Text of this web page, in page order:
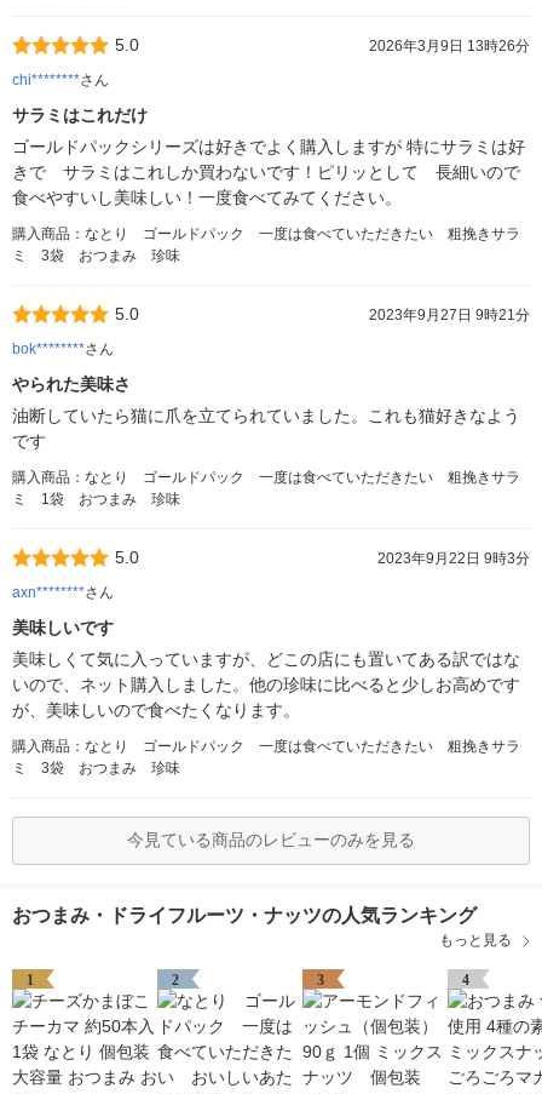
5.0
2026年3月9日 13時26分
chi********さん
サラミはこれだけ
ゴールドパックシリーズは好きでよく購入しますが 特にサラミは好
きで サラミはこれしか買わないです！ピリッとして 長細いので
食べやすいし美味しい！一度食べてみてください。
購入商品：なとり ゴールドパック 一度は食べていただきたい 粗挽きサラ
ミ 3袋 おつまみ 珍味
5.0
2023年9月27日 9時21分
bok********さん
やられた美味さ
油断していたら猫に爪を立てられていました。これも猫好きなよう
です
購入商品：なとり ゴールドパック 一度は食べていただきたい 粗挽きサラ
ミ 1袋 おつまみ 珍味
5.0
2023年9月22日 9時3分
axn********さん
美味しいです
美味しくて気に入っていますが、どこの店にも置いてある訳ではな
いので、ネット購入しました。他の珍味に比べると少しお高めです
が、美味しいので食べたくなります。
購入商品：なとり ゴールドパック 一度は食べていただきたい 粗挽きサラ
ミ 3袋 おつまみ 珍味
今見ている商品のレビューのみを見る
おつまみ・ドライフルーツ・ナッツの人気ランキング
もっと見る
1 2 3 4